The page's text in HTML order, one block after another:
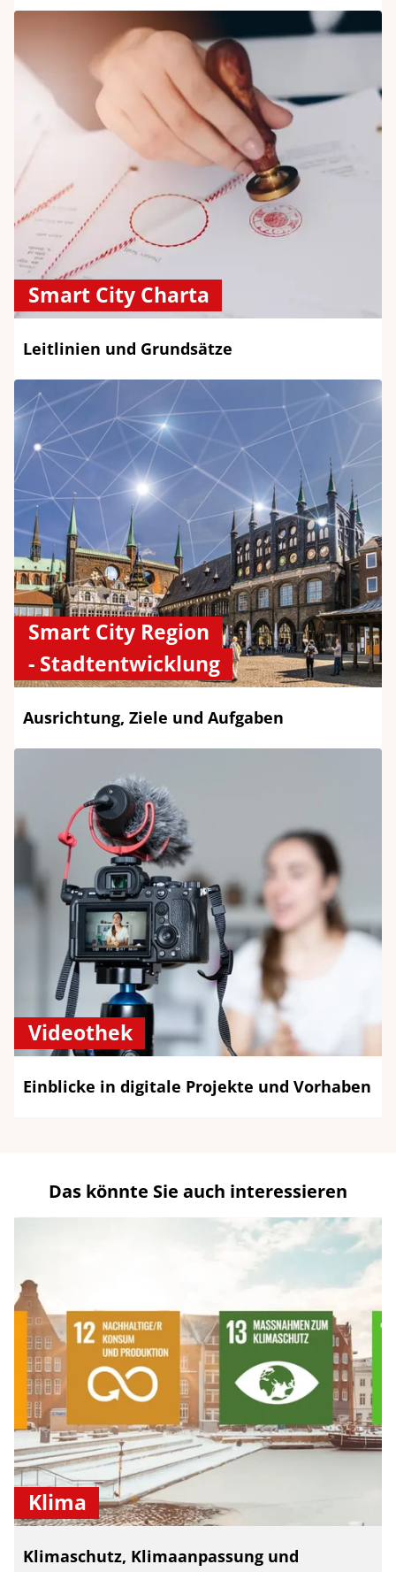
Smart City Charta
Leitlinien und Grundsätze
Smart City Region
- Stadtentwicklung
Ausrichtung, Ziele und Aufgaben
Videothek
Einblicke in digitale Projekte und Vorhaben
Das könnte Sie auch interessieren
Klima
Klimaschutz, Klimaanpassung und